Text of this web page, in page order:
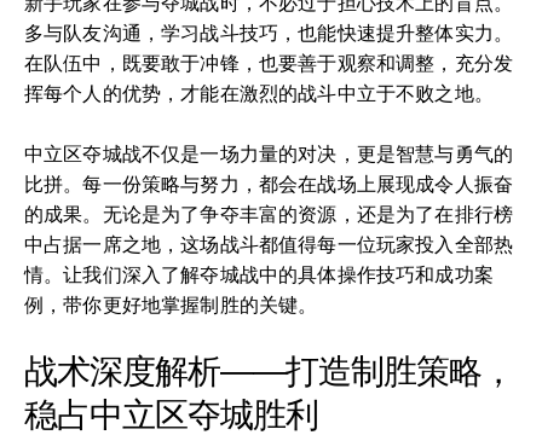
多与队友沟通，学习战斗技巧，也能快速提升整体实力。
在队伍中，既要敢于冲锋，也要善于观察和调整，充分发
挥每个人的优势，才能在激烈的战斗中立于不败之地。
中立区夺城战不仅是一场力量的对决，更是智慧与勇气的
比拼。每一份策略与努力，都会在战场上展现成令人振奋
的成果。无论是为了争夺丰富的资源，还是为了在排行榜
中占据一席之地，这场战斗都值得每一位玩家投入全部热
情。让我们深入了解夺城战中的具体操作技巧和成功案
例，带你更好地掌握制胜的关键。
战术深度解析——打造制胜策略，
稳占中立区夺城胜利